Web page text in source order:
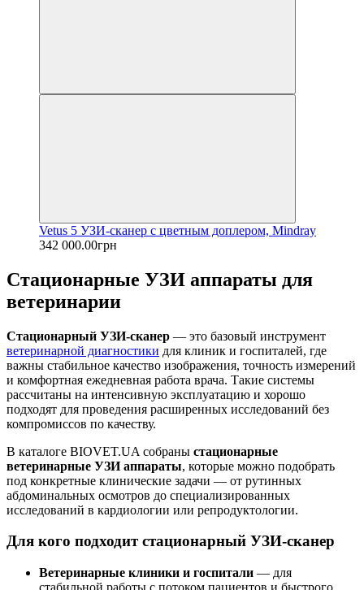
Vetus 5 УЗИ-сканер с цветным доплером, Mindray
342 000.00грн
Стационарные УЗИ аппараты для
ветеринарии
Стационарный УЗИ-сканер — это базовый инструмент
ветеринарной диагностики для клиник и госпиталей, где
важны стабильное качество изображения, точность измерений
и комфортная ежедневная работа врача. Такие системы
рассчитаны на интенсивную эксплуатацию и хорошо
подходят для проведения расширенных исследований без
компромиссов по качеству.
В каталоге BIOVET.UA собраны стационарные
ветеринарные УЗИ аппараты, которые можно подобрать
под конкретные клинические задачи — от рутинных
абдоминальных осмотров до специализированных
исследований в кардиологии или репродуктологии.
Для кого подходит стационарный УЗИ-сканер
Ветеринарные клиники и госпитали — для
стабильной работы с потоком пациентов и быстрого